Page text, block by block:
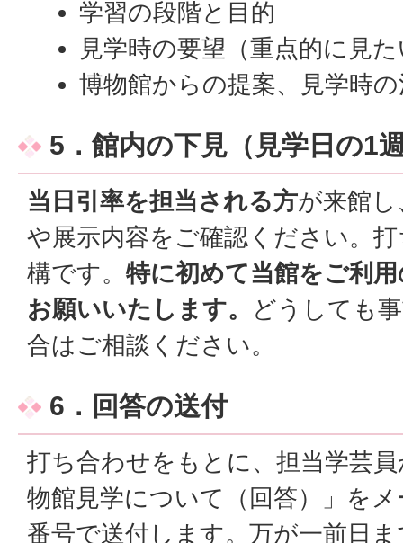
学習の段階と目的
見学時の要望（重点的に見
博物館からの提案、見学時
5．館内の下見（見学日の1
当日引率を担当される方が来館
や展示内容をご確認ください。
構です。 特に初めて当館をご利
お願いいたします。
どうしても
合はご相談ください。
6．回答の送付
打ち合わせをもとに、担当学芸
物館見学について（回答）」を
番号で送付します。万が一前日